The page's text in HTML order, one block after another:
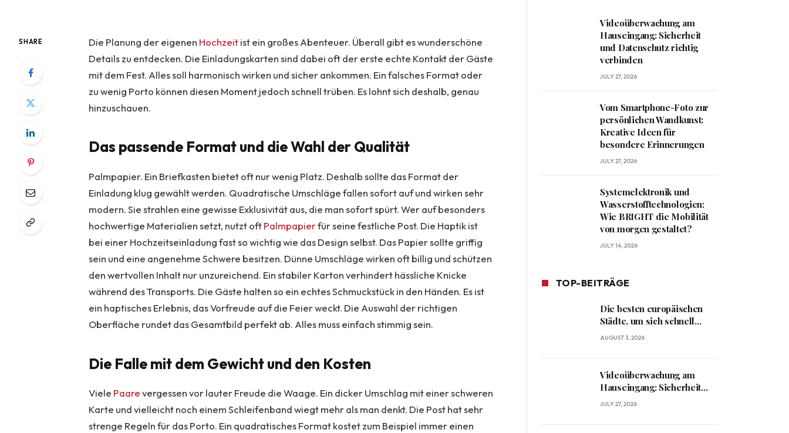
SHARE Die Planung der eigenen Hochzeitist ein großes Abenteuer. Überall gibt es wunderschöne
Details zu entdecken. Die Einladungskarten sind dabei oft der erste echte Kontakt der Gäste
mit dem Fest. Alles soll harmonisch wirken und sicher ankommen. Ein falsches Format oder
zu wenig Porto können diesen Moment jedoch schnell trüben. Es lohnt sich deshalb, genau
hinzuschauen.
Das passende Format und die Wahl der Qualität
Palmpapier. Ein Briefkasten bietet oft nur wenig Platz. Deshalb sollte das Format der
Einladung klug gewählt werden. Quadratische Umschläge fallen sofort auf und wirken sehr
modern. Sie strahlen eine gewisse Exklusivität aus, die man sofort spürt. Wer auf besonders
hochwertige Materialien setzt, nutzt oftPalmpapierfür seine festliche Post. Die Haptik ist
bei einer Hochzeitseinladung fast so wichtig wie das Design selbst. Das Papier sollte griffig
sein und eine angenehme Schwere besitzen. Dünne Umschläge wirken oft billig und schützen
den wertvollen Inhalt nur unzureichend. Ein stabiler Karton verhindert hässliche Knicke
während des Transports. Die Gäste halten so ein echtes Schmuckstück in den Händen. Es ist
ein haptisches Erlebnis, das Vorfreude auf die Feier weckt. Die Auswahl der richtigen
Oberfläche rundet das Gesamtbild perfekt ab. Alles muss einfach stimmig sein.
Die Falle mit dem Gewicht und den Kosten
Viele Paarevergessen vor lauter Freude die Waage. Ein dicker Umschlag mit einer schweren
Karte und vielleicht noch einem Schleifenband wiegt mehr als man denkt. Die Post hat sehr
strenge Regeln für das Porto. Ein quadratisches Format kostet zum Beispiel immer einen
Videoüberwachung am
Hauseingang: Sicherheit
und Datenschutz richtig
verbinden
JULY 27, 2026
Vom Smartphone-Foto zur
persönlichen Wandkunst:
Kreative Ideen für
besondere Erinnerungen
JULY 27, 2026
Systemelektronik und
Wasserstofftechnologien:
Wie BRIGHT die Mobilität
von morgen gestaltet?
JULY 14, 2026
TOP-BEITRÄGE
Die besten europäischen
Städte, um sich schnell
heimisch zu fühlen
AUGUST 3, 2026
Videoüberwachung am
Hauseingang: Sicherheit
und Datenschutz richtig
JULY 27, 2026